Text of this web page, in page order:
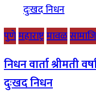
पुणेमहाराष्ट्रमावळ
निधन वार्ता श्रीमती
दुःखद निधन